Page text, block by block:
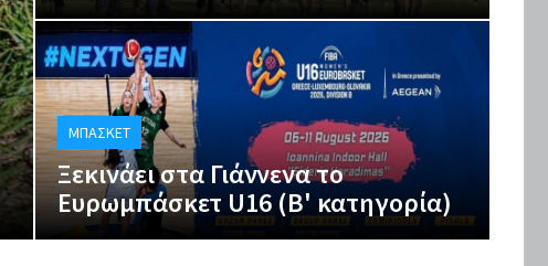
ΜΠΆΣΚΕΤ
Ξεκινάει στα Γιάννενα το
Ευρωμπάσκετ U16 (Β' κατηγορία)